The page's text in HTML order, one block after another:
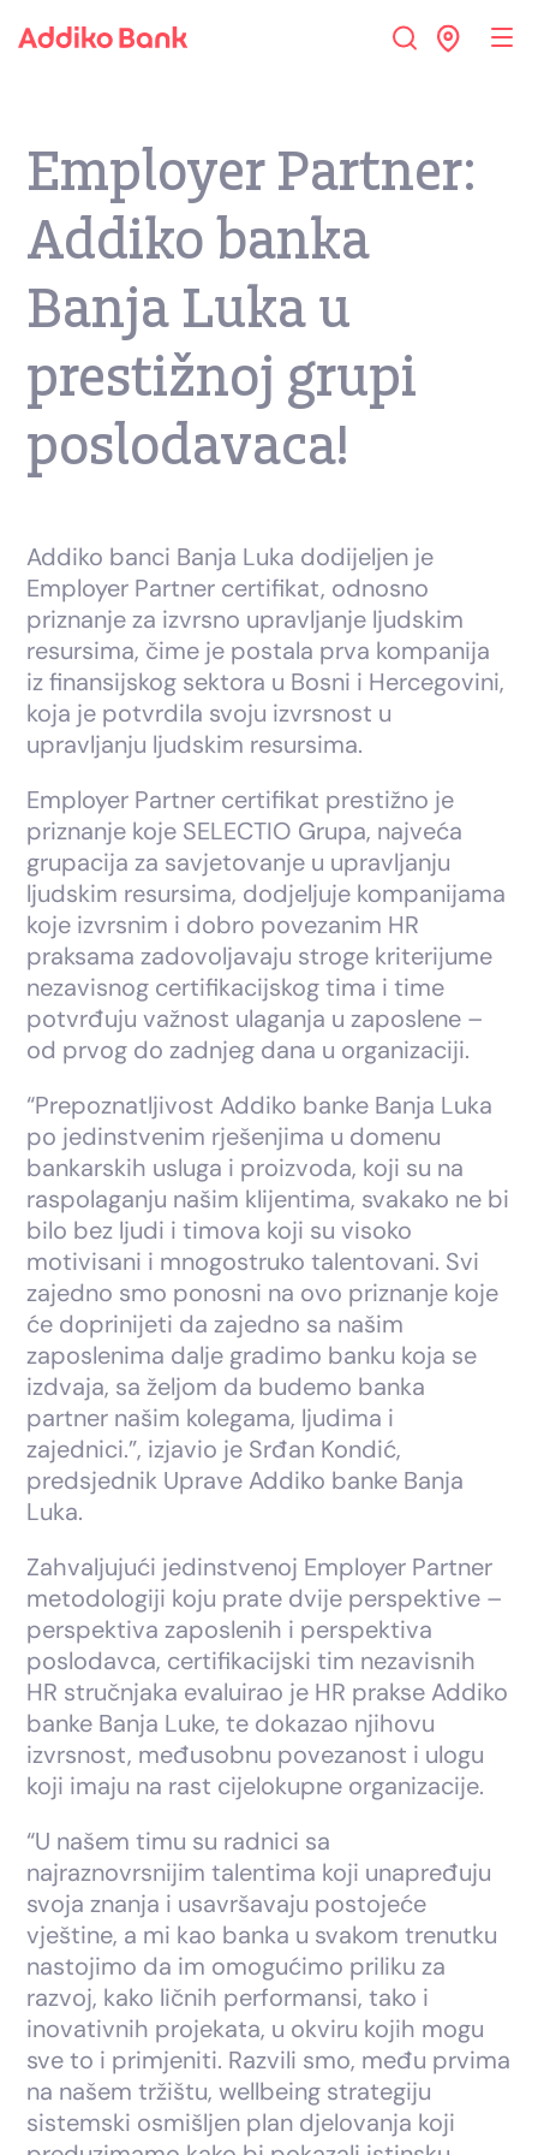
Employer Partner:
Addiko banka
Banja Luka u
prestižnoj grupi
poslodavaca!
Addiko banci Banja Luka dodijeljen je
Employer Partner certifikat, odnosno
priznanje za izvrsno upravljanje ljudskim
resursima, čime je postala prva kompanija
iz finansijskog sektora u Bosni i Hercegovini,
koja je potvrdila svoju izvrsnost u
upravljanju ljudskim resursima.
Employer Partner certifikat prestižno je
priznanje koje SELECTIO Grupa, najveća
grupacija za savjetovanje u upravljanju
ljudskim resursima, dodjeljuje kompanijama
koje izvrsnim i dobro povezanim HR
praksama zadovoljavaju stroge kriterijume
nezavisnog certifikacijskog tima i time
potvrđuju važnost ulaganja u zaposlene –
od prvog do zadnjeg dana u organizaciji.
“Prepoznatljivost Addiko banke Banja Luka
po jedinstvenim rješenjima u domenu
bankarskih usluga i proizvoda, koji su na
raspolaganju našim klijentima, svakako ne bi
bilo bez ljudi i timova koji su visoko
motivisani i mnogostruko talentovani. Svi
zajedno smo ponosni na ovo priznanje koje
će doprinijeti da zajedno sa našim
zaposlenima dalje gradimo banku koja se
izdvaja, sa željom da budemo banka
partner našim kolegama, ljudima i
zajednici.”, izjavio je Srđan Kondić,
predsjednik Uprave Addiko banke Banja
Luka.
Zahvaljujući jedinstvenoj Employer Partner
metodologiji koju prate dvije perspektive –
perspektiva zaposlenih i perspektiva
poslodavca, certifikacijski tim nezavisnih
HR stručnjaka evaluirao je HR prakse Addiko
banke Banja Luke, te dokazao njihovu
izvrsnost, međusobnu povezanost i ulogu
koji imaju na rast cijelokupne organizacije.
“U našem timu su radnici sa
najraznovrsnijim talentima koji unapređuju
svoja znanja i usavršavaju postojeće
vještine, a mi kao banka u svakom trenutku
nastojimo da im omogućimo priliku za
razvoj, kako ličnih performansi, tako i
inovativnih projekata, u okviru kojih mogu
sve to i primjeniti. Razvili smo, među prvima
na našem tržištu, wellbeing strategiju
sistemski osmišljen plan djelovanja koji